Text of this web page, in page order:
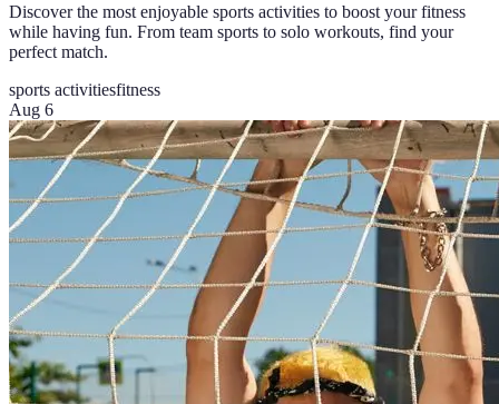
Discover the most enjoyable sports activities to boost your fitness
while having fun. From team sports to solo workouts, find your
perfect match.
sports activitiesfitness
Aug 6